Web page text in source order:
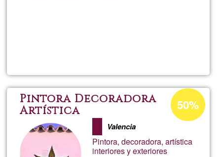
Sylvain
Juillé
Pintora Decoradora
Artística
Valencia
Pintora, decoradora, artística
interiores y exteriores
Pourcentage
d'acceptation
de
Ğ1
50%